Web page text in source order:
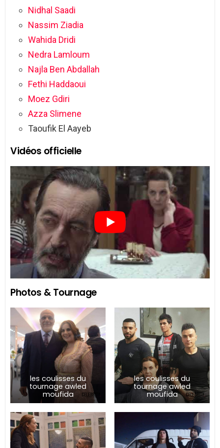
Nidhal Saadi
Nassim Ziadia
Wahida Dridi
Nedra Lamloum
Najla Ben Abdallah
Fethi Haddaoui
Moez Gdiri
Azza Slimene
Taoufik El Aayeb
Vidéos officielle
Photos & Tournage
les coulisses du
tournage awled
moufida
les coulisses du
tournage awled
moufida